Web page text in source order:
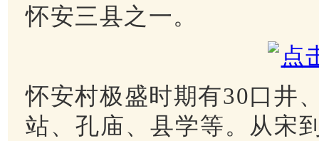
怀安三县之一。
怀安村极盛时期有30口井
站、孔庙、县学等。从宋